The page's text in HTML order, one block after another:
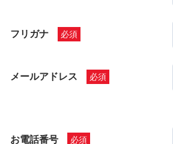
フリガナ
メールアドレス
お電話番号